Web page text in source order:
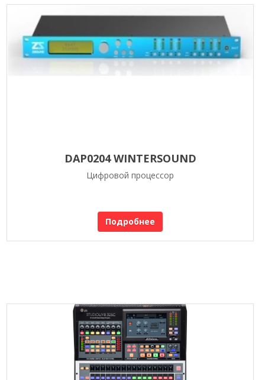
DAP0204 WINTERSOUND
Цифровой процессор
Подробнее